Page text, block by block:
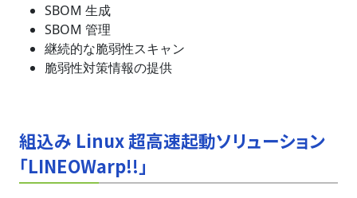
SBOM 生成
SBOM 管理
継続的な脆弱性スキャン
脆弱性対策情報の提供
組込み Linux 超高速起動ソリューション
「LINEOWarp!!」